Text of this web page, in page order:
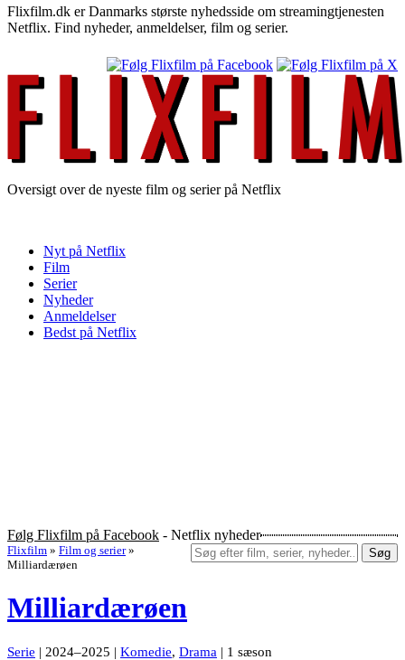
Flixfilm.dk er Danmarks største nyhedsside om streamingtjenesten
Netflix. Find nyheder, anmeldelser, film og serier.
Oversigt over de nyeste film og serier på Netflix
Nyt på Netflix
Film
Serier
Nyheder
Anmeldelser
Bedst på Netflix
Følg Flixfilm på Facebook - Netflix nyheder
Søg
Flixfilm » Film og serier »
Milliardærøen
Milliardærøen
Serie | 2024–2025 | Komedie, Drama | 1 sæson